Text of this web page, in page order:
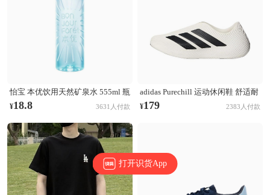
怡宝 本优饮用天然矿泉水 555ml 瓶
装 膜包装非矿泉水
¥18.8 3631人付款
adidas Purechill 运动休闲鞋 舒适耐
磨防滑贴合 亮白色/黑色
¥179 2383人付款
打开识货App